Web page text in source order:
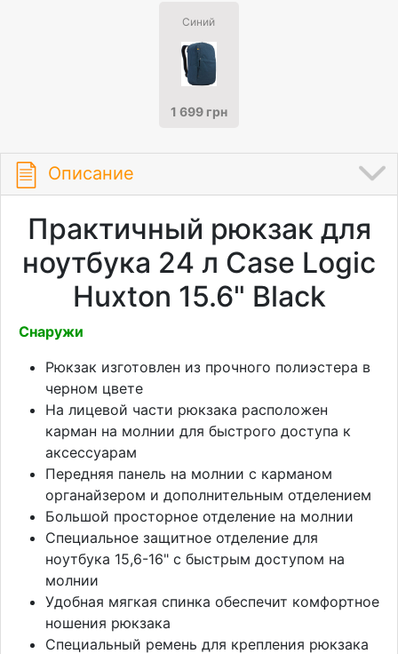
Синий
1 699 грн
Описание
Практичный рюкзак для
ноутбука 24 л Case Logic
Huxton 15.6" Black
Снаружи
Рюкзак изготовлен из прочного полиэстера в
черном цвете
На лицевой части рюкзака расположен
карман на молнии для быстрого доступа к
аксессуарам
Передняя панель на молнии с карманом
органайзером и дополнительным отделением
Большой просторное отделение на молнии
Специальное защитное отделение для
ноутбука 15,6-16" c быстрым доступом на
молнии
Удобная мягкая спинка обеспечит комфортное
ношения рюкзака
Специальный ремень для крепления рюкзака